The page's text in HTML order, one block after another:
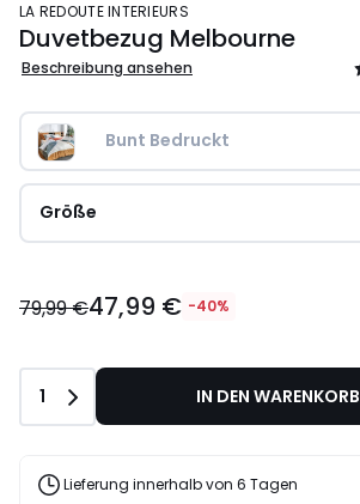
LA REDOUTE INTERIEURS
Duvetbezug Melbourne
Beschreibung ansehen
Bunt Bedruckt
Größe
€
40%
Rabatt
79,99 €47,99 € -40%
Anzahl
1 IN DEN WARENKORB
Lieferung innerhalb von 6 Tagen